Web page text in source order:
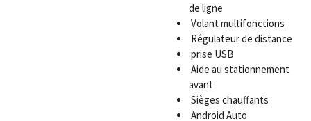
de ligne
Volant multifonctions
Régulateur de distance
prise USB
Aide au stationnement
avant
Sièges chauffants
Android Auto